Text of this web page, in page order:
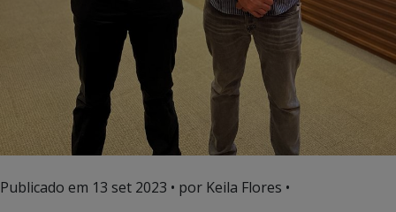
Publicado em 13 set 2023 • por Keila Flores •